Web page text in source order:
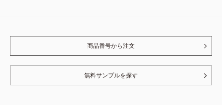
商品番号から注文
無料サンプルを探す